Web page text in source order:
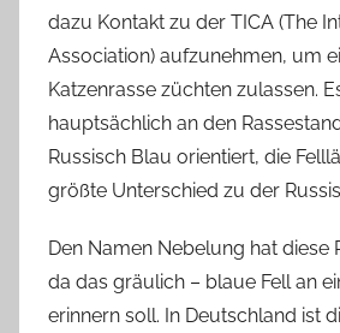
dazu Kontakt zu der TICA (The
Association) aufzunehmen, um
Katzenrasse züchten zulassen.
hauptsächlich an den
Russisch Blau orientiert, die
größte Unterschied zu der
Den Namen Nebelung hat diese
da das gräulich – blaue Fell an
erinnern soll. In Deutschland ist